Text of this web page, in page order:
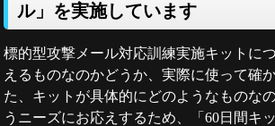
ル」を実施しています
標的型攻撃メール対応訓練実施キットに
えるものなのかどうか、実際に使って確
た、キットが具体的にどのようなものな
うニーズにお応えするため、「60日間キ